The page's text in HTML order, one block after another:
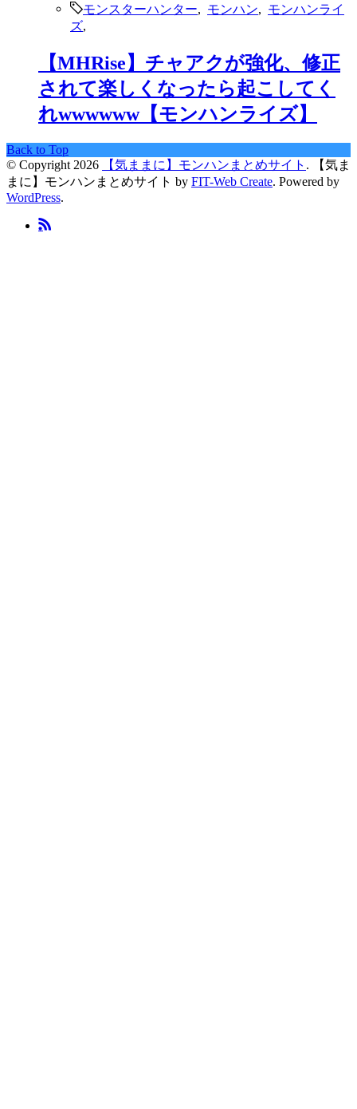
モンスターハンター
モンハン
モンハンライ
ズ
【MHRise】チャアクが強化、修正
されて楽しくなったら起こしてく
れwwwwww【モンハンライズ】
Back to Top
© Copyright 2026
【気ままに】モンハンまとめサイト .
【気ま
まに】モンハンまとめサイト by FIT-Web Create. Powered by
WordPress.